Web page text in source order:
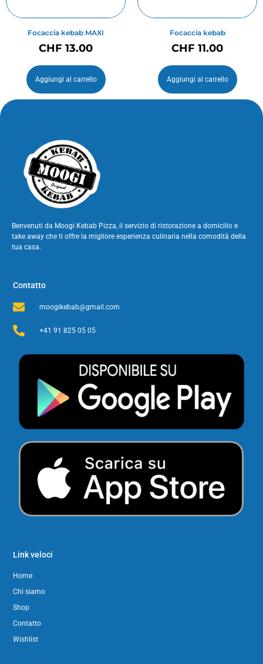
Focaccia kebab MAXI
CHF 13.00
Aggiungi al carrello
Focaccia kebab
CHF 11.00
Aggiungi al carrello
Benvenuti da Moogi Kebab Pizza, il servizio di ristorazione a domicilio e
take away che ti offre la migliore esperienza culinaria nella comodità della
tua casa.
Contatto
moogikebab@gmail.com
+41 91 825 05 05
Link veloci
Home
Chi siamo
Shop
Contatto
Wishlist